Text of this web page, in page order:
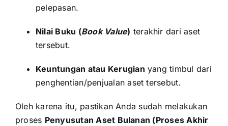
pelepasan.
Nilai Buku (Book Value) terakhir dari aset
tersebut.
Keuntungan atau Kerugian yang timbul dari
penghentian/penjualan aset tersebut.
Oleh karena itu, pastikan Anda sudah melakukan
proses Penyusutan Aset Bulanan (Proses Akhir